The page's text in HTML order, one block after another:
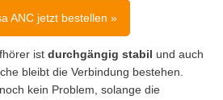
ANC jetzt bestellen »
ist durchgängig stabil und auch
bleibt die Verbindung bestehen.
kein Problem, solange die